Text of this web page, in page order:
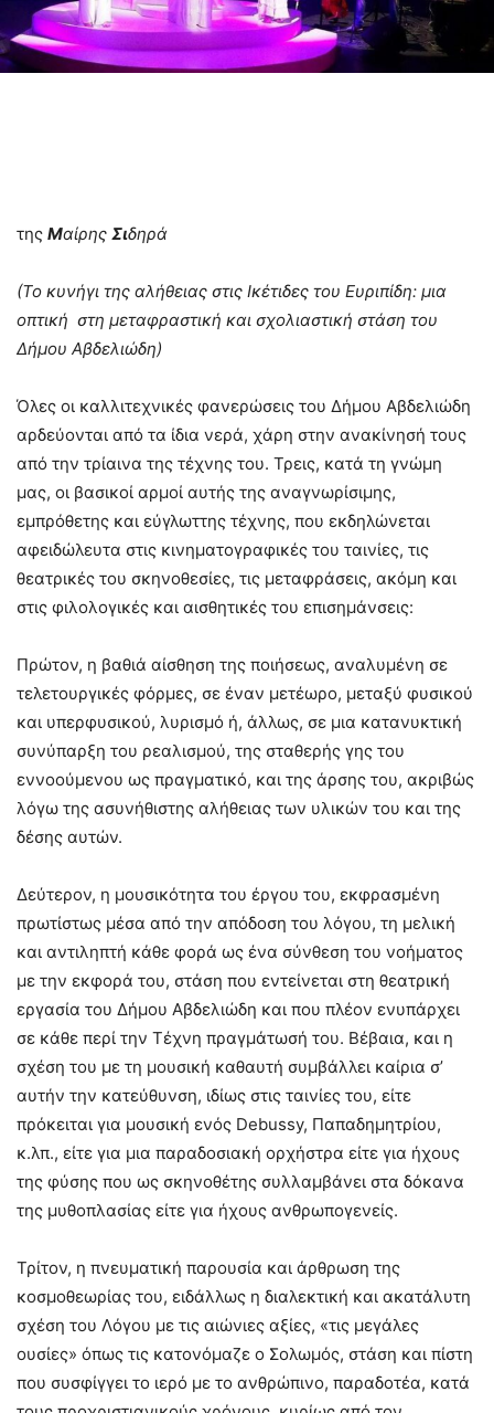
της Μαίρης Σιδηρά
(Το κυνήγι της αλήθειας στις Ικέτιδες του Ευριπίδη: μια
οπτική στη μεταφραστική και σχολιαστική στάση του
Δήμου Αβδελιώδη)
Όλες οι καλλιτεχνικές φανερώσεις του Δήμου Αβδελιώδη
αρδεύονται από τα ίδια νερά, χάρη στην ανακίνησή τους
από την τρίαινα της τέχνης του. Τρεις, κατά τη γνώμη
μας, οι βασικοί αρμοί αυτής της αναγνωρίσιμης,
εμπρόθετης και εύγλωττης τέχνης, που εκδηλώνεται
αφειδώλευτα στις κινηματογραφικές του ταινίες, τις
θεατρικές του σκηνοθεσίες, τις μεταφράσεις, ακόμη και
στις φιλολογικές και αισθητικές του επισημάνσεις:
Πρώτον, η βαθιά αίσθηση της ποιήσεως, αναλυμένη σε
τελετουργικές φόρμες, σε έναν μετέωρο, μεταξύ φυσικού
και υπερφυσικού, λυρισμό ή, άλλως, σε μια κατανυκτική
συνύπαρξη του ρεαλισμού, της σταθερής γης του
εννοούμενου ως πραγματικό, και της άρσης του, ακριβώς
λόγω της ασυνήθιστης αλήθειας των υλικών του και της
δέσης αυτών.
Δεύτερον, η μουσικότητα του έργου του, εκφρασμένη
πρωτίστως μέσα από την απόδοση του λόγου, τη μελική
και αντιληπτή κάθε φορά ως ένα σύνθεση του νοήματος
με την εκφορά του, στάση που εντείνεται στη θεατρική
εργασία του Δήμου Αβδελιώδη και που πλέον ενυπάρχει
σε κάθε περί την Τέχνη πραγμάτωσή του. Βέβαια, και η
σχέση του με τη μουσική καθαυτή συμβάλλει καίρια σ’
αυτήν την κατεύθυνση, ιδίως στις ταινίες του, είτε
πρόκειται για μουσική ενός Debussy, Παπαδημητρίου,
κ.λπ., είτε για μια παραδοσιακή ορχήστρα είτε για ήχους
της φύσης που ως σκηνοθέτης συλλαμβάνει στα δόκανα
της μυθοπλασίας είτε για ήχους ανθρωπογενείς.
Τρίτον, η πνευματική παρουσία και άρθρωση της
κοσμοθεωρίας του, ειδάλλως η διαλεκτική και ακατάλυτη
σχέση του Λόγου με τις αιώνιες αξίες, «τις μεγάλες
ουσίες» όπως τις κατονόμαζε ο Σολωμός, στάση και πίστη
που συσφίγγει το ιερό με το ανθρώπινο, παραδοτέα, κατά